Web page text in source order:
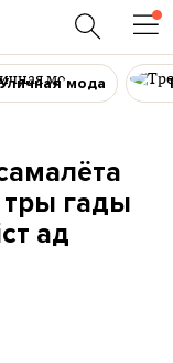
Уличная мода
тры гады
ад